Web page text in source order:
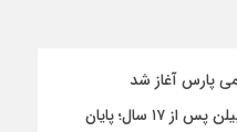
پارس آغاز شد
ساخت رستوران خودگردان جم‌پیلن پس از ۱۷ سال؛ پایان